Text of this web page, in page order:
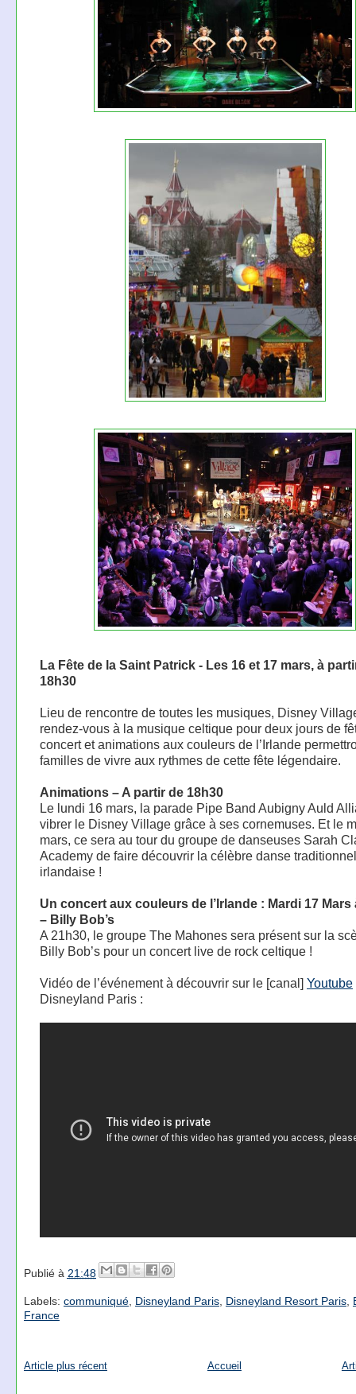
La Fête de la Saint Patrick - Les 16 et 17 mars, à
18h30
Lieu de rencontre de toutes les musiques, Disney
rendez-vous à la musique celtique pour deux jours de
concert et animations aux couleurs de l’Irlande
familles de vivre aux rythmes de cette fête légendaire.
Animations – A partir de 18h30
Le lundi 16 mars, la parade Pipe Band Aubigny Auld
vibrer le Disney Village grâce à ses cornemuses. Et le
mars, ce sera au tour du groupe de danseuses Sarah
Academy de faire découvrir la célèbre danse
irlandaise !
Un concert aux couleurs de l’Irlande : Mardi 17 Mars
– Billy Bob’s
A 21h30, le groupe The Mahones sera présent sur la
Billy Bob’s pour un concert live de rock celtique !
Vidéo de l’événement à découvrir sur le [canal] Youtube
Disneyland Paris :
Publié à 21:48
Labels: communiqué, Disneyland Paris, Disneyland Resort Paris,
France
Article plus récent Accueil